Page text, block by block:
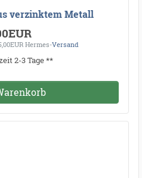
verzinktem Metall
Hermes-Versand
2-3 Tage **